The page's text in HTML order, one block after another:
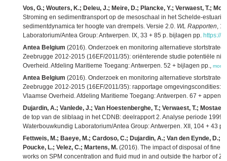
Vos, G.; Wouters, K.; Deleu, J.; Meire, D.; Plancke, Y.; Verwaest, T.;
Stroming en sedimenttransport op de mesoschaal in het
sedimentdynamica ter hoogte van drempels. Versie 2.0. WL Rapporten,
Laboratorium/Antea Group: Antwerpen. IX, 33 + 85 p. bijlagen pp. https://
Antea Belgium (2016). Onderzoek en monitoring alternatieve
Zeebrugge 2012-2015 (16EF/2011/35): oriënterende studie potentiële
Overheid. Afdeling Maritieme Toegang: Antwerpen. 52 + bijlagen pp., more
Antea Belgium (2016). Onderzoek en monitoring alternatieve
Zeebrugge 2012-2015 (16EF/2011/35): rapportage omgevingscondities:
Vlaamse Overheid. Afdeling Maritieme Toegang: Antwerpen. 67 +
Dujardin, A.; Vanlede, J.; Van Hoestenberghe, T.; Verwaest, T.;
de top van de sliblaag in het CDNB: deelrapport 2. Analyse periode
Waterbouwkundig Laboratorium/Antea Group: Antwerpen. XII, 104 + 43
Fettweis, M.; Baeye, M.; Cardoso, C.; Dujardin, A.; Van den Eynde, D.;
Poucke, L.; Velez, C.; Martens, M. (2016). The impact of disposal of fine
works on SPM concentration and fluid mud in and outside the harbor of